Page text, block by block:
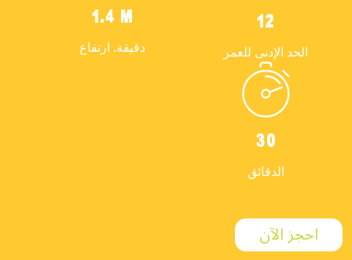
12
الحد الإدنى للعمر
1.4 M
دقيقة. ارتفاع
30
الدقائق
احجز الآن